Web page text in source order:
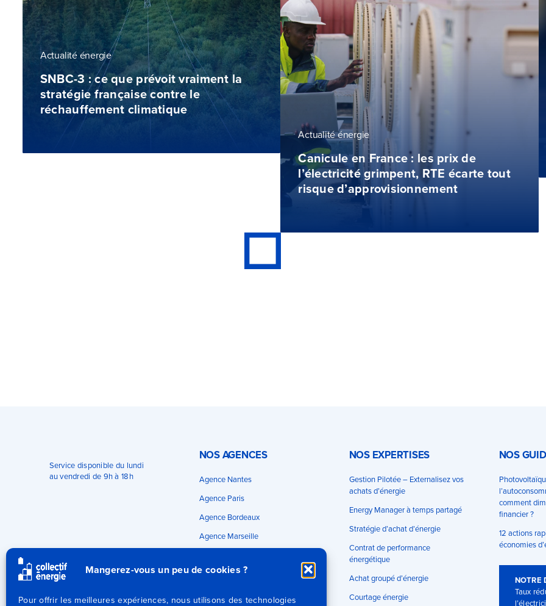
Mangerez-vous un peu de cookies ?
Pour offrir les meilleures expériences, nous utilisons des technologies
Actualité énergie
SNBC-3 : ce que prévoit vraiment la
stratégie française contre le
réchauffement climatique
Actualité énergie
Canicule en France : les prix de
l’électricité grimpent, RTE écarte tout
risque d’approvisionnement
Service disponible du lundi
au vendredi de 9h à 18h
NOS AGENCES
Agence Nantes
Agence Paris
Agence Bordeaux
Agence Marseille
NOS EXPERTISES
Gestion Pilotée – Externalisez vos
achats d’énergie
Energy Manager à temps partagé
Stratégie d’achat d’énergie
Contrat de performance
énergétique
Achat groupé d’énergie
Courtage énergie
NOS
comment
financier ?
12 actions
économies
NOTRE
Taux